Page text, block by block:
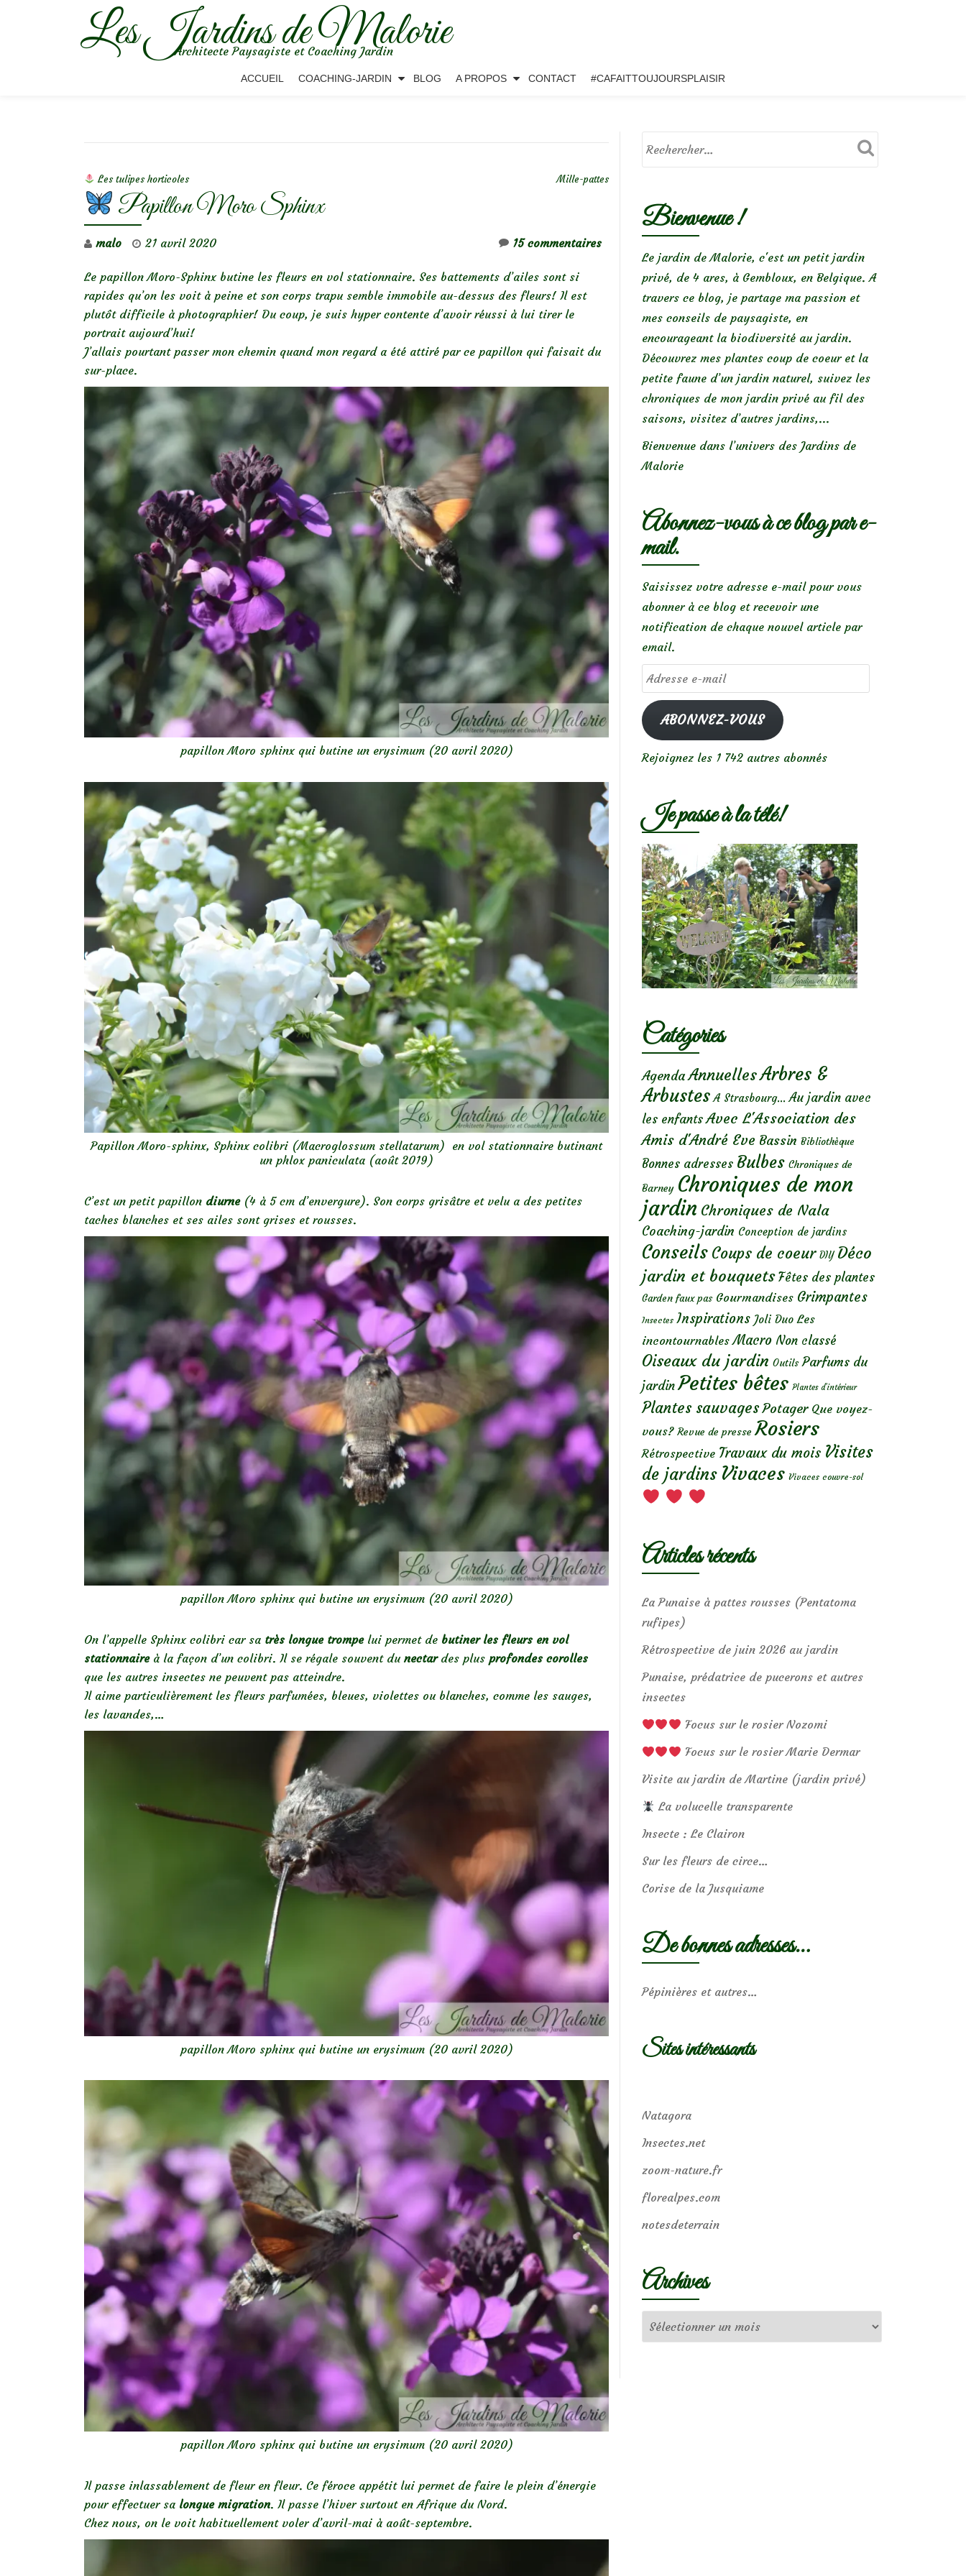
Les Jardins de Malorie
Architecte Paysagiste et Coaching Jardin
ACCUEIL COACHING-JARDIN BLOG A PROPOS CONTACT #CAFAITTOUJOURSPLAISIR
Les tulipes horticoles Mille-pattes
Papillon Moro Sphinx
malo 21 avril 2020 15 commentaires
Le papillon Moro-Sphinx butine les fleurs en vol stationnaire. Ses battements d’ailes sont si
rapides qu’on les voit à peine et son corps trapu semble immobile au-dessus des fleurs! Il est
plutôt difficile à photographier! Du coup, je suis hyper contente d’avoir réussi à lui tirer le
portrait aujourd’hui!
J’allais pourtant passer mon chemin quand mon regard a été attiré par ce papillon qui faisait du
sur-place.
papillon Moro sphinx qui butine un erysimum (20 avril 2020)
Papillon Moro-sphinx, Sphinx colibri (Macroglossum stellatarum) en vol stationnaire butinant
un phlox paniculata (août 2019)
C’est un petit papillon diurne(4 à 5 cm d’envergure). Son corps grisâtre et velu a des petites
taches blanches et ses ailes sont grises et rousses.
papillon Moro sphinx qui butine un erysimum (20 avril 2020)
On l’appelle Sphinx colibri car sa très longue trompelui permet de butiner les fleurs en vol
stationnaireà la façon d’un colibri. Il se régale souvent du nectardes plus profondes corolles
que les autres insectes ne peuvent pas atteindre.
Il aime particulièrement les fleurs parfumées, bleues, violettes ou blanches, comme les sauges,
les lavandes,…
papillon Moro sphinx qui butine un erysimum (20 avril 2020)
papillon Moro sphinx qui butine un erysimum (20 avril 2020)
Il passe inlassablement de fleur en fleur. Ce féroce appétit lui permet de faire le plein d’énergie
pour effectuer sa longue migration. Il passe l’hiver surtout en Afrique du Nord.
Chez nous, on le voit habituellement voler d’avril-mai à août-septembre.
Bienvenue !
Le jardin de Malorie, c'est un petit jardin
privé, de 4 ares, à Gembloux, en Belgique. A
travers ce blog, je partage ma passion et
mes conseils de paysagiste, en
encourageant la biodiversité au jardin.
Découvrez mes plantes coup de coeur et la
petite faune d’un jardin naturel, suivez les
chroniques de mon jardin privé au fil des
saisons, visitez d’autres jardins,...
Bienvenue dans l’univers des Jardins de
Malorie
Abonnez-vous à ce blog par e-
mail.
Saisissez votre adresse e-mail pour vous
abonner à ce blog et recevoir une
notification de chaque nouvel article par
email.
Adresse
e-
mailABONNEZ-VOUS
Rejoignez les 1 742 autres abonnés
Je passe à la télé!
Catégories
Agenda AnnuellesArbres &
Arbustes A Strasbourg... Au jardin avec
les enfants Avec L'Association des
Amis d'André Eve Bassin Bibliothèque
Bonnes adresses Bulbes Chroniques de
Barney Chroniques de mon
jardin Chroniques de Nala
Coaching-jardin Conception de jardins
Conseils Coups de coeur DIY Déco
jardin et bouquets Fêtes des plantes
Garden faux pas Gourmandises Grimpantes
Insectes Inspirations Joli Duo Les
incontournables Macro Non classé
Oiseaux du jardin Outils Parfums du
jardin Petites bêtes Plantes d’intérieur
Plantes sauvages Potager Que voyez-
vous? Revue de presse Rosiers
Rétrospective Travaux du mois Visites
de jardins Vivaces Vivaces couvre-sol
Articles récents
La Punaise à pattes rousses (Pentatoma
rufipes)
Rétrospective de juin 2026 au jardin
Punaise, prédatrice de pucerons et autres
insectes
Focus sur le rosier Nozomi
Focus sur le rosier Marie Dermar
Visite au jardin de Martine (jardin privé)
La volucelle transparente
Insecte : Le Clairon
Sur les fleurs de circe…
Corise de la Jusquiame
De bonnes adresses…
Pépinières et autres…
Sites intéressants
Natagora
Insectes.net
zoom-nature.fr
florealpes.com
notesdeterrain
Archives
Archives